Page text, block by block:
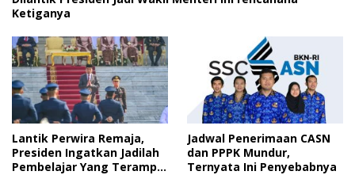
Ketiganya
Lantik Perwira Remaja,
Presiden Ingatkan Jadilah
Pembelajar Yang Terampil
Jadwal Penerimaan CASN
dan PPPK Mundur,
Ternyata Ini Penyebabnya